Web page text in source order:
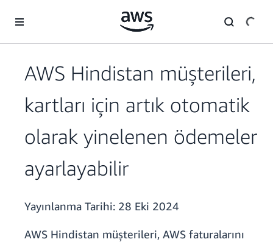
AWS Hindistan müşterileri,
kartları için artık otomatik
olarak yinelenen ödemeler
ayarlayabilir
Yayınlanma Tarihi: 28 Eki 2024
AWS Hindistan müşterileri, AWS faturalarını